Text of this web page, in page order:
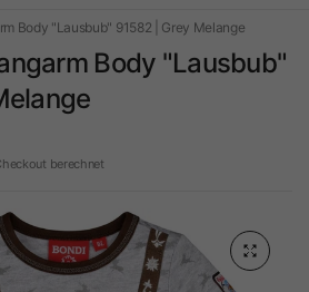
Body "Lausbub" 91582 | Grey Melange
Body "Lausbub"
berechnet